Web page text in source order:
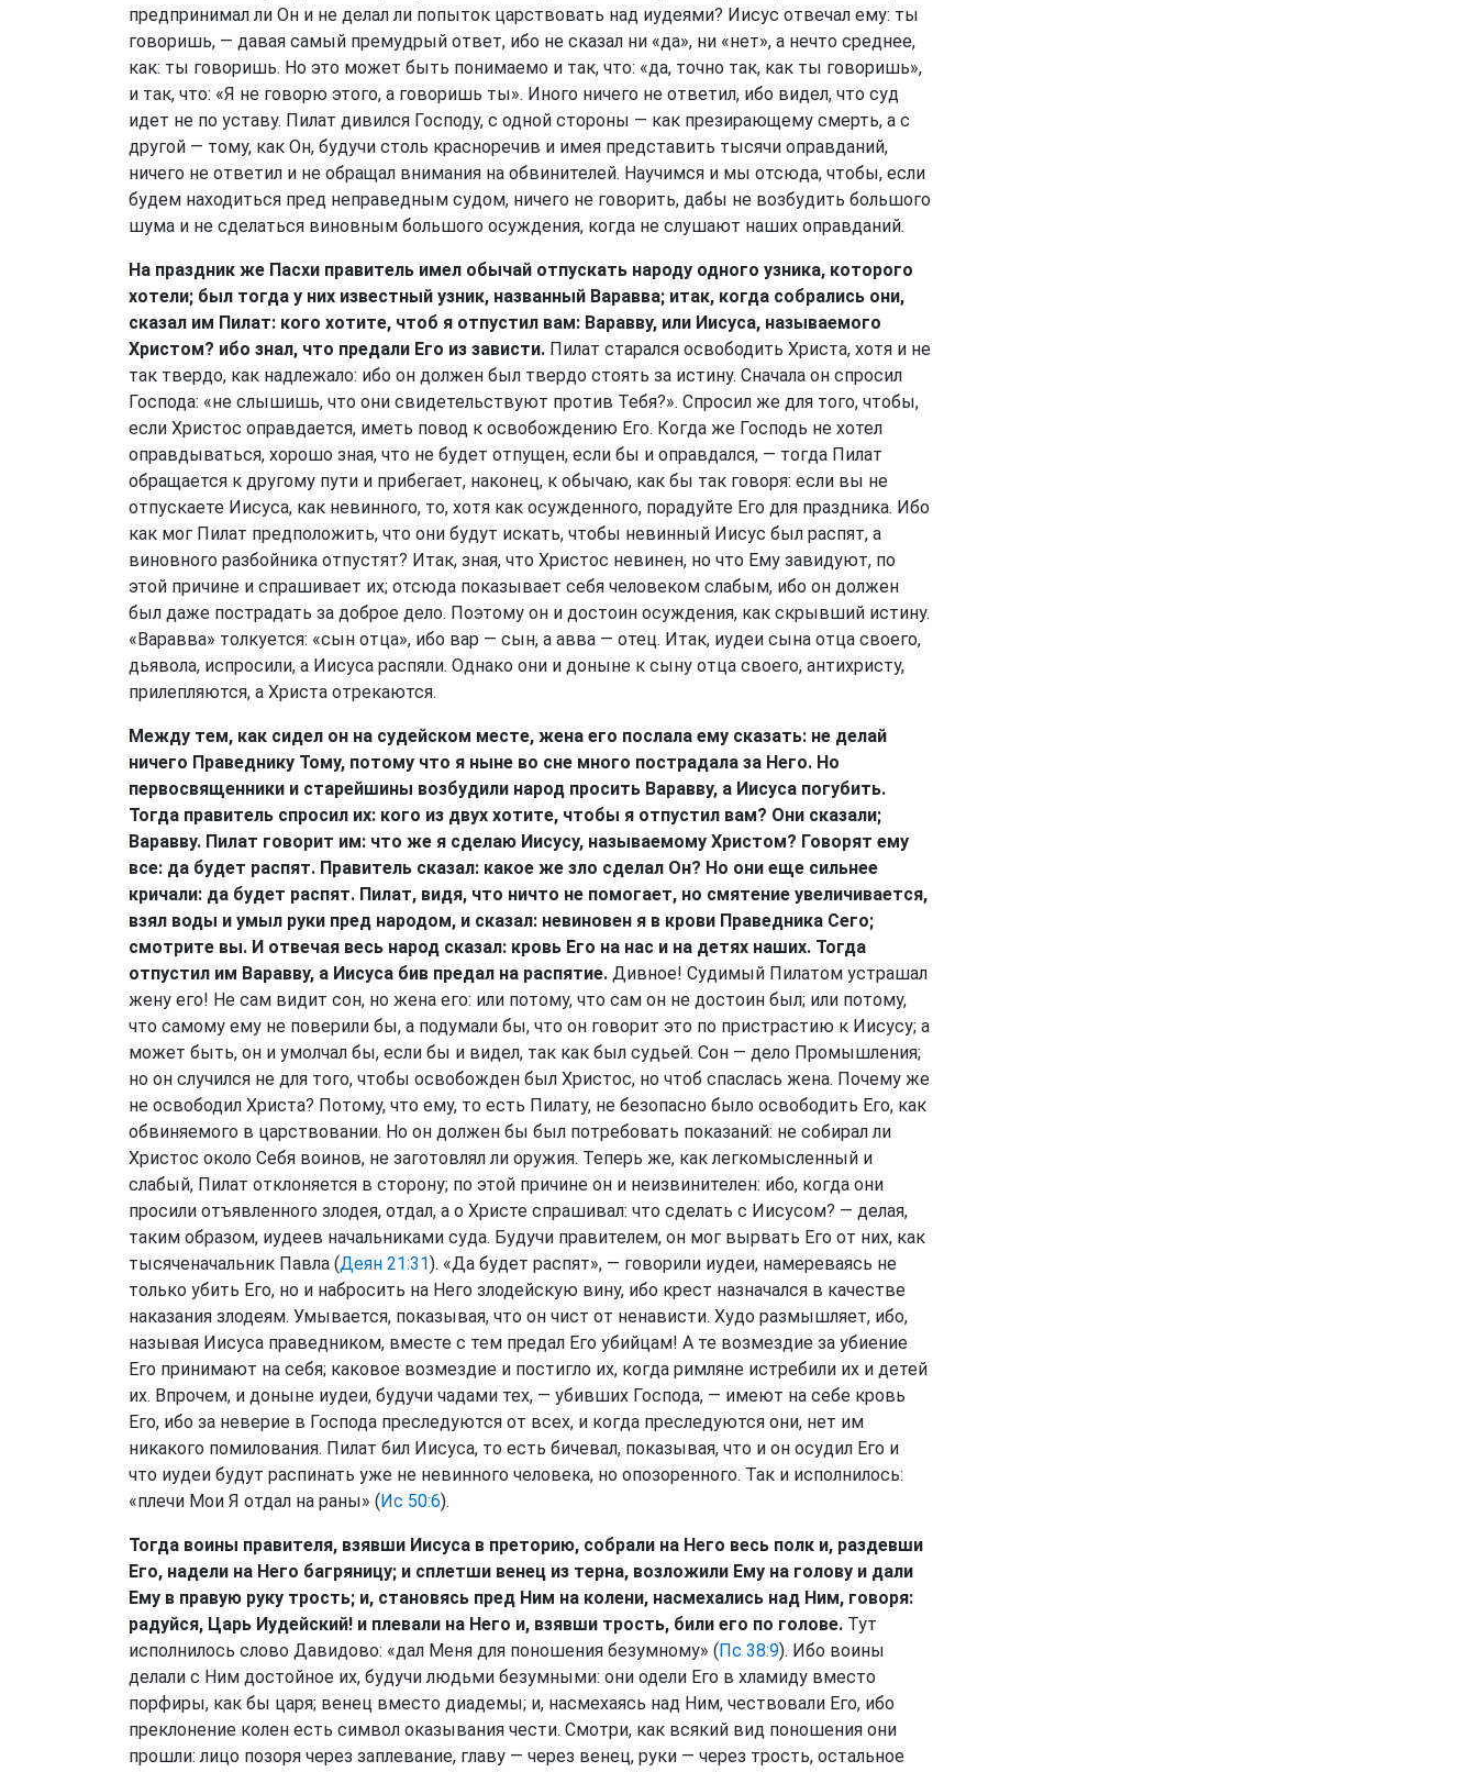
предпринимал ли Он и не делал ли попыток царствовать над иудеями? Иисус отвечал ему: ты
говоришь, — давая самый премудрый ответ, ибо не сказал ни «да», ни «нет», а нечто среднее,
как: ты говоришь. Но это может быть понимаемо и так, что: «да, точно так, как ты говоришь»,
и так, что: «Я не говорю этого, а говоришь ты». Иного ничего не ответил, ибо видел, что суд
идет не по уставу. Пилат дивился Господу, с одной стороны — как презирающему смерть, а с
другой — тому, как Он, будучи столь красноречив и имея представить тысячи оправданий,
ничего не ответил и не обращал внимания на обвинителей. Научимся и мы отсюда, чтобы, если
будем находиться пред неправедным судом, ничего не говорить, дабы не возбудить большого
шума и не сделаться виновным большого осуждения, когда не слушают наших оправданий.
На праздник же Пасхи правитель имел обычай отпускать народу одного узника, которого
хотели; был тогда у них известный узник, названный Варавва; итак, когда собрались они,
сказал им Пилат: кого хотите, чтоб я отпустил вам: Варавву, или Иисуса, называемого
Христом? ибо знал, что предали Его из зависти. Пилат старался освободить Христа, хотя и не
так твердо, как надлежало: ибо он должен был твердо стоять за истину. Сначала он спросил
Господа: «не слышишь, что они свидетельствуют против Тебя?». Спросил же для того, чтобы,
если Христос оправдается, иметь повод к освобождению Его. Когда же Господь не хотел
оправдываться, хорошо зная, что не будет отпущен, если бы и оправдался, — тогда Пилат
обращается к другому пути и прибегает, наконец, к обычаю, как бы так говоря: если вы не
отпускаете Иисуса, как невинного, то, хотя как осужденного, порадуйте Его для праздника. Ибо
как мог Пилат предположить, что они будут искать, чтобы невинный Иисус был распят, а
виновного разбойника отпустят? Итак, зная, что Христос невинен, но что Ему завидуют, по
этой причине и спрашивает их; отсюда показывает себя человеком слабым, ибо он должен
был даже пострадать за доброе дело. Поэтому он и достоин осуждения, как скрывший истину.
«Варавва» толкуется: «сын отца», ибо вар — сын, а авва — отец. Итак, иудеи сына отца своего,
дьявола, испросили, а Иисуса распяли. Однако они и доныне к сыну отца своего, антихристу,
прилепляются, а Христа отрекаются.
Между тем, как сидел он на судейском месте, жена его послала ему сказать: не делай
ничего Праведнику Тому, потому что я ныне во сне много пострадала за Него. Но
первосвященники и старейшины возбудили народ просить Варавву, а Иисуса погубить.
Тогда правитель спросил их: кого из двух хотите, чтобы я отпустил вам? Они сказали;
Варавву. Пилат говорит им: что же я сделаю Иисусу, называемому Христом? Говорят ему
все: да будет распят. Правитель сказал: какое же зло сделал Он? Но они еще сильнее
кричали: да будет распят. Пилат, видя, что ничто не помогает, но смятение увеличивается,
взял воды и умыл руки пред народом, и сказал: невиновен я в крови Праведника Сего;
смотрите вы. И отвечая весь народ сказал: кровь Его на нас и на детях наших. Тогда
отпустил им Варавву, а Иисуса бив предал на распятие. Дивное! Судимый Пилатом устрашал
жену его! Не сам видит сон, но жена его: или потому, что сам он не достоин был; или потому,
что самому ему не поверили бы, а подумали бы, что он говорит это по пристрастию к Иисусу; а
может быть, он и умолчал бы, если бы и видел, так как был судьей. Сон — дело Промышления;
но он случился не для того, чтобы освобожден был Христос, но чтоб спаслась жена. Почему же
не освободил Христа? Потому, что ему, то есть Пилату, не безопасно было освободить Его, как
обвиняемого в царствовании. Но он должен бы был потребовать показаний: не собирал ли
Христос около Себя воинов, не заготовлял ли оружия. Теперь же, как легкомысленный и
слабый, Пилат отклоняется в сторону; по этой причине он и неизвинителен: ибо, когда они
просили отъявленного злодея, отдал, а о Христе спрашивал: что сделать с Иисусом? — делая,
таким образом, иудеев начальниками суда. Будучи правителем, он мог вырвать Его от них, как
тысяченачальник Павла (Деян 21:31). «Да будет распят», — говорили иудеи, намереваясь не
только убить Его, но и набросить на Него злодейскую вину, ибо крест назначался в качестве
наказания злодеям. Умывается, показывая, что он чист от ненависти. Худо размышляет, ибо,
называя Иисуса праведником, вместе с тем предал Его убийцам! А те возмездие за убиение
Его принимают на себя; каковое возмездие и постигло их, когда римляне истребили их и детей
их. Впрочем, и доныне иудеи, будучи чадами тех, — убивших Господа, — имеют на себе кровь
Его, ибо за неверие в Господа преследуются от всех, и когда преследуются они, нет им
никакого помилования. Пилат бил Иисуса, то есть бичевал, показывая, что и он осудил Его и
что иудеи будут распинать уже не невинного человека, но опозоренного. Так и исполнилось:
«плечи Мои Я отдал на раны» (Ис 50:6).
Тогда воины правителя, взявши Иисуса в преторию, собрали на Него весь полк и, раздевши
Его, надели на Него багряницу; и сплетши венец из терна, возложили Ему на голову и дали
Ему в правую руку трость; и, становясь пред Ним на колени, насмехались над Ним, говоря:
радуйся, Царь Иудейский! и плевали на Него и, взявши трость, били его по голове. Тут
исполнилось слово Давидово: «дал Меня для поношения безумному» (Пс 38:9). Ибо воины
делали с Ним достойное их, будучи людьми безумными: они одели Его в хламиду вместо
порфиры, как бы царя; венец вместо диадемы; и, насмехаясь над Ним, чествовали Его, ибо
преклонение колен есть символ оказывания чести. Смотри, как всякий вид поношения они
прошли: лицо позоря через заплевание, главу — через венец, руки — через трость, остальное